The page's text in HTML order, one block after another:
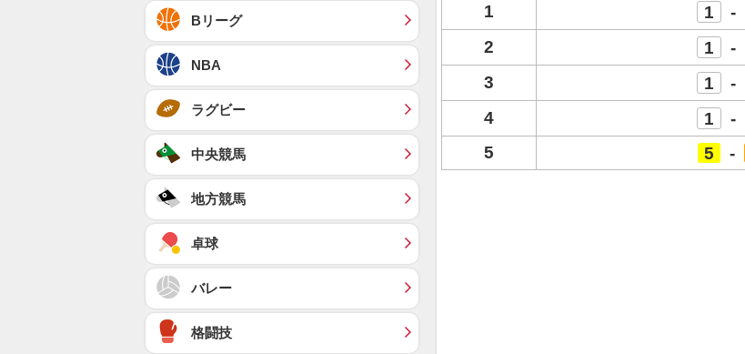
1 1 -
2
1 -
3
1 -
4
1 -
5
5 -
Bリーグ
NBA
ラグビー
中央競馬
地方競馬
卓球
バレー
格闘技